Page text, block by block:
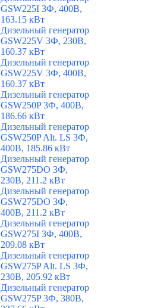
GSW225I 3Ф, 400В,
163.15 кВт
Дизельный генератор
GSW225V 3Ф, 230В,
160.37 кВт
Дизельный генератор
GSW225V 3Ф, 400В,
160.37 кВт
Дизельный генератор
GSW250P 3Ф, 400В,
186.66 кВт
Дизельный генератор
GSW250P Alt. LS 3Ф,
400В, 185.86 кВт
Дизельный генератор
GSW275DO 3Ф,
230В, 211.2 кВт
Дизельный генератор
GSW275DO 3Ф,
400В, 211.2 кВт
Дизельный генератор
GSW275I 3Ф, 400В,
209.08 кВт
Дизельный генератор
GSW275P Alt. LS 3Ф,
230В, 205.92 кВт
Дизельный генератор
GSW275P 3Ф, 380В,